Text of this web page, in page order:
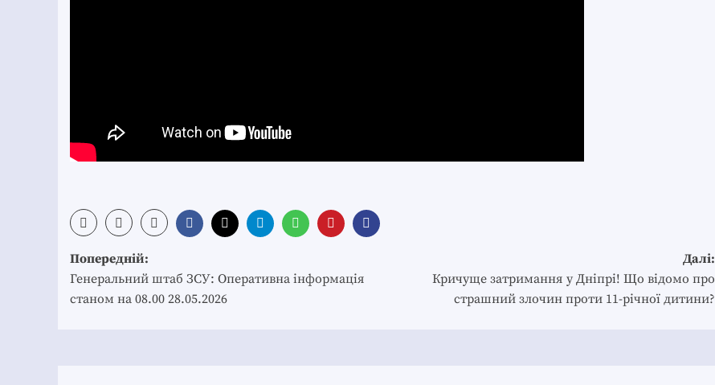
Post
navigation
Попередній:
Генеральний штаб ЗСУ: Оперативна інформація
станом на 08.00 28.05.2026
Далі:
Кричуще затримання у Дніпрі! Що відомо про
страшний злочин проти 11-річної дитини?